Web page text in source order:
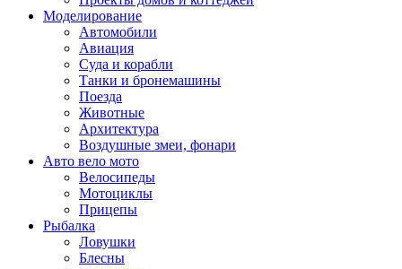
Моделирование
Автомобили
Авиация
Суда и корабли
Танки и бронемашины
Поезда
Животные
Архитектура
Воздушные змеи, фонари
Авто вело мото
Велосипеды
Мотоциклы
Прицепы
Рыбалка
Ловушки
Блесны